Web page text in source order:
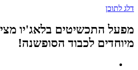
דלג לתוכן
מפעל התכשיטים בלאג'יו
מיוחדים לכבוד הסופשנה!